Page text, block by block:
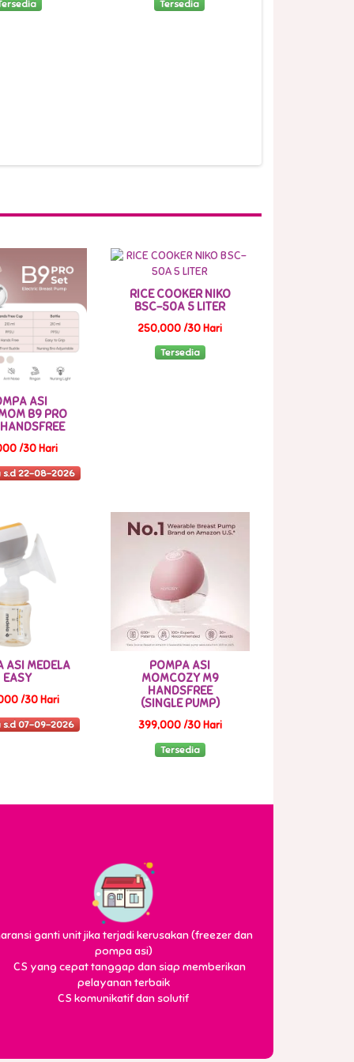
Tersedia
ASI
B9 PRO
/30 Hari
s.d 22-08-2026
RICE COOKER NIKO
BSC-50A 5 LITER
250,000 /30 Hari
Tersedia
ASI MEDELA
EASY
/30 Hari
s.d 07-09-2026
POMPA ASI
MOMCOZY M9
HANDSFREE
(SINGLE PUMP)
399,000 /30 Hari
Tersedia
ganti unit jika terjadi kerusakan (freezer dan
pompa asi)
CS komunikatif dan solutif